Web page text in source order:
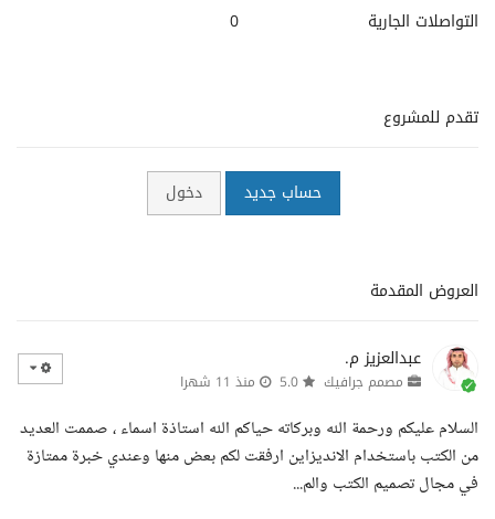
التواصلات الجارية
0
تقدم للمشروع
حساب جديد دخول
العروض المقدمة
عبدالعزيز م.
مصمم جرافيك منذ 11 شهرا
السلام عليكم ورحمة الله وبركاته حياكم الله استاذة اسماء ، صممت العديد
من الكتب باستخدام الانديزاين ارفقت لكم بعض منها وعندي خبرة ممتازة
في مجال تصميم الكتب والم...